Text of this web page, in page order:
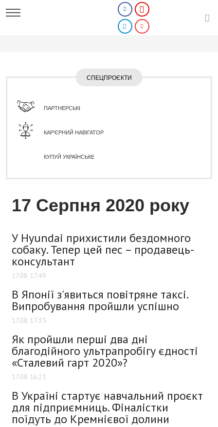
СПЕЦПРОЄКТИ
ПАРТНЕРСЬКІ
КАР'ЄРНИЙ НАВІГАТОР
КУПУЙ УКРАЇНСЬКЕ
17 Серпня 2020 року
У Hyundai прихистили бездомного
собаку. Тепер цей пес – продавець-
консультант
17.08 17:49
В Японії з'явиться повітряне таксі.
Випробування пройшли успішно
17.08 17:35
Як пройшли перші два дні
благодійного ультрапробігу єдності
«Сталевий гарт 2020»?
17.08 16:21
В Україні стартує навчальний проєкт
для підприємниць. Фіналістки
поїдуть до Кремнієвої долини